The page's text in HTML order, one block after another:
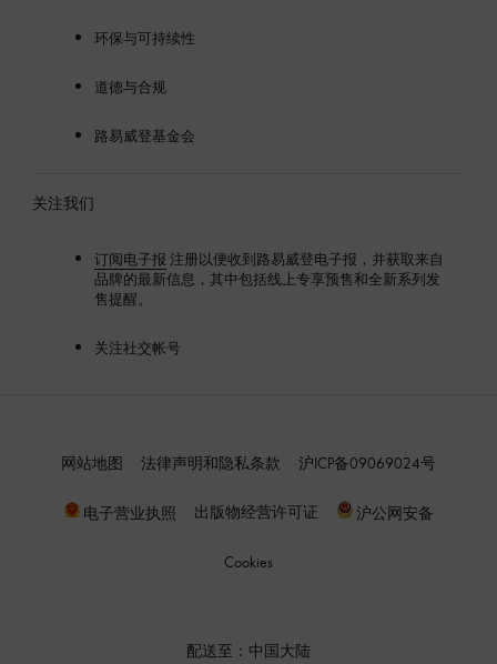
环保与可持续性
道德与合规
路易威登基金会
关注我们
订阅电子报 注册以便收到路易威登电子报，并获取来自
品牌的最新信息，其中包括线上专享预售和全新系列发
售提醒。
关注社交帐号
网站地图 法律声明和隐私条款 沪ICP备09069024号
电子营业执照 出版物经营许可证 沪公网安备
Cookies
配送至： 中国大陆